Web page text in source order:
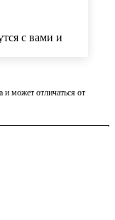
с вами и
и может отличаться от